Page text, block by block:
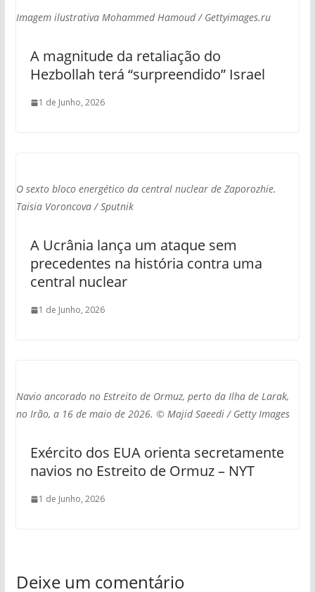
Imagem ilustrativa Mohammed Hamoud / Gettyimages.ru
A magnitude da retaliação do
Hezbollah terá “surpreendido” Israel
1 de Junho, 2026
O sexto bloco energético da central nuclear de Zaporozhie.
Taisia Voroncova / Sputnik
A Ucrânia lança um ataque sem
precedentes na história contra uma
central nuclear
1 de Junho, 2026
Navio ancorado no Estreito de Ormuz, perto da Ilha de Larak,
no Irão, a 16 de maio de 2026. © Majid Saeedi / Getty Images
Exército dos EUA orienta secretamente
navios no Estreito de Ormuz – NYT
1 de Junho, 2026
Deixe um comentário